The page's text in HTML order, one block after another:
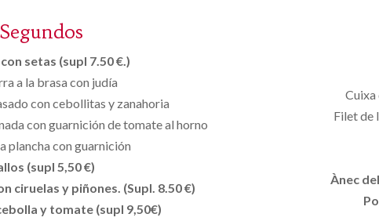
Segundos
setas (supl 7.50 €.)
a la brasa con judía
con cebollitas y zanahoria
con guarnición de tomate al horno
plancha con guarnición
(supl 5,50 €)
ciruelas y piñones. (Supl. 8.50 €)
y tomate (supl 9,50€)
Cuixa
Filet de
Ànec